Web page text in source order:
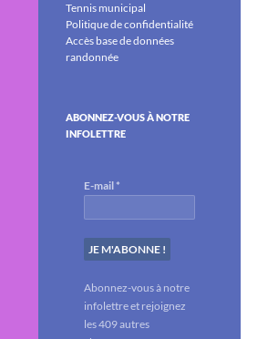
Tennis municipal
Politique de confidentialité
Accès base de données
randonnée
ABONNEZ-VOUS À NOTRE
INFOLETTRE
E-mail*
Abonnez-vous à notre
infolettre et rejoignez
les 409 autres